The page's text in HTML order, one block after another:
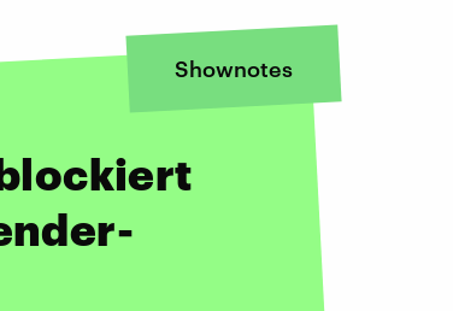
Shownotes